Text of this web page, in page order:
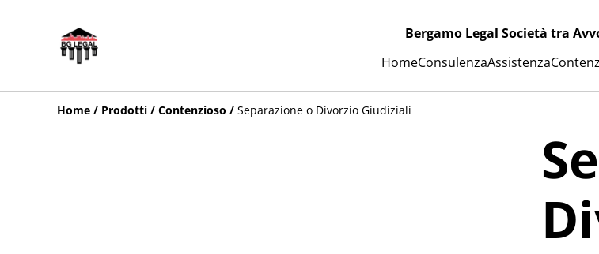
Bergamo Legal Società tra
HomeConsulenzaAssistenza
Home / Prodotti / Contenzioso / Separazione o Divorzio Giudiziali